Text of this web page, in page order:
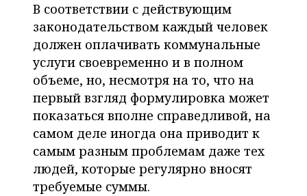
В соответствии с действующим
законодательством каждый человек
должен оплачивать коммунальные
услуги своевременно и в полном
объеме, но, несмотря на то, что на
первый взгляд формулировка может
показаться вполне справедливой, на
самом деле иногда она приводит к
самым разным проблемам даже тех
людей, которые регулярно вносят
требуемые суммы.